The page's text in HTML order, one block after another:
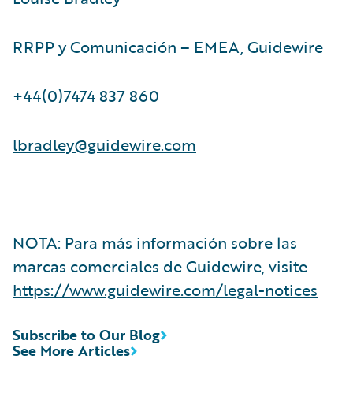
RRPP y Comunicación – EMEA, Guidewire
+44(0)7474 837 860
lbradley@guidewire.com
NOTA: Para más información sobre las
marcas comerciales de Guidewire, visite
https://www.guidewire.com/legal-notices
See More Articles
Subscribe to Our Blog